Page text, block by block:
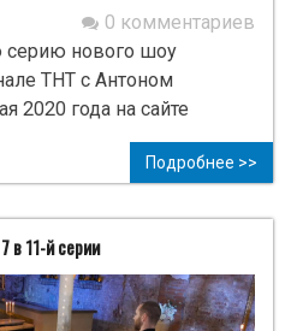
0 комментариев
серию нового шоу
ТНТ с Антоном
2020 года на сайте
Подробнее >>
в 11-й серии